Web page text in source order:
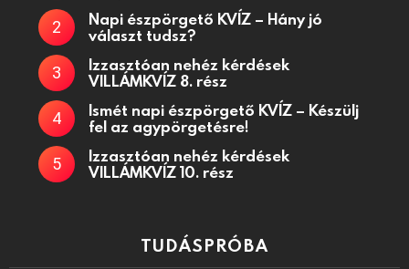
Napi észpörgető KVÍZ – Hány jó
választ tudsz?
Izzasztóan nehéz kérdések
VILLÁMKVÍZ 8. rész
Ismét napi észpörgető KVÍZ – Készülj
fel az agypörgetésre!
Izzasztóan nehéz kérdések
VILLÁMKVÍZ 10. rész
TUDÁSPRÓBA